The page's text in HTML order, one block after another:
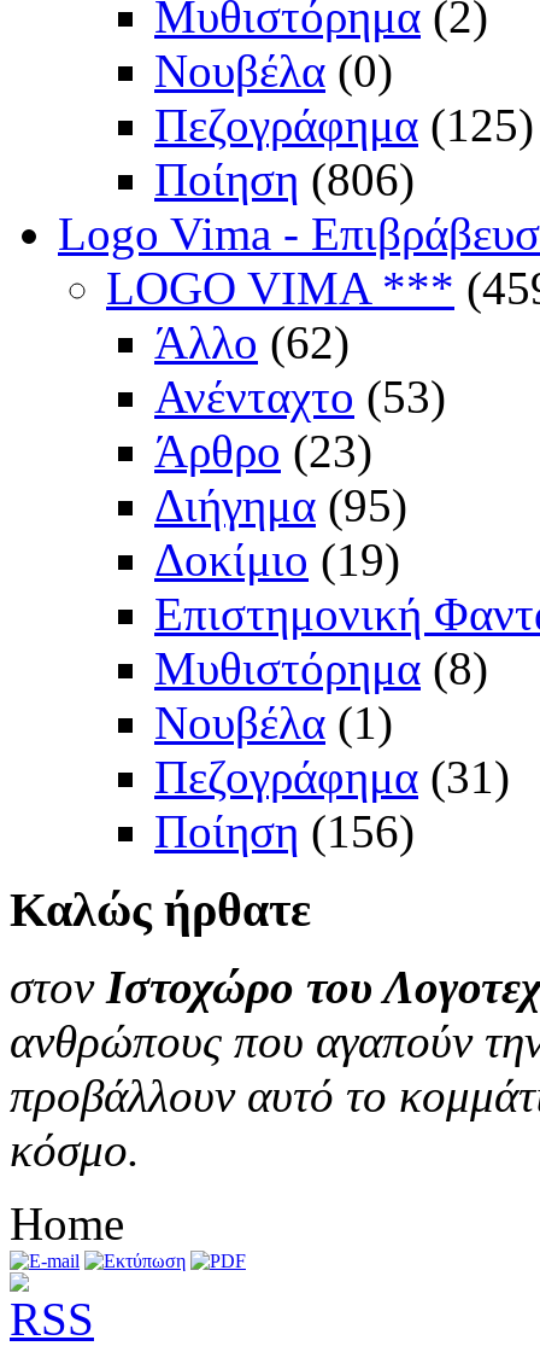
Μυθιστόρημα (2)
Νουβέλα (0)
Πεζογράφημα (125)
Ποίηση (806)
Logo Vima -
LOGO VIMA ***
Άλλο (62)
Ανένταχτο (53)
Άρθρο (23)
Διήγημα (95)
Δοκίμιο (19)
Επιστημονική
Μυθιστόρημα (8)
Νουβέλα (1)
Πεζογράφημα (31)
Ποίηση (156)
Καλώς ήρθατε
στον Ιστοχώρο του
ανθρώπους που αγαπούν
προβάλλουν αυτό το
κόσμο.
Home